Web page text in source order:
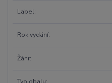
Label
Rok vydání
Žánr